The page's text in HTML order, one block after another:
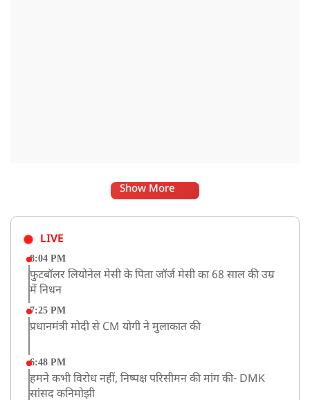
Show More
LIVE
8:04 PM
फुटबॉलर लियोनेल मेसी के पिता जॉर्ज मेसी का 68 साल की उम्र
में निधन
7:25 PM
प्रधानमंत्री मोदी से CM योगी ने मुलाकात की
6:48 PM
हमने कभी विरोध नहीं, निष्पक्ष परिसीमन की मांग की- DMK
सांसद कनिमोझी